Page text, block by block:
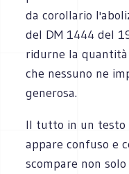
da corollario
del DM 1444 del
ridurne la
che nessuno ne
generosa.
Il tutto in un testo
appare confuso e
scompare non